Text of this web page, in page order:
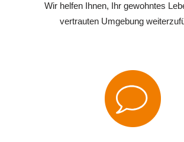
Wir helfen Ihnen, Ihr gewohntes
vertrauten Umgebung